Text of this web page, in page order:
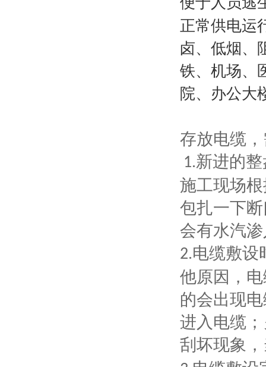
正常供电运
卤、低烟、
铁、机场、
院、办公大
存放电缆
1.新进的
施工现场
包扎一下
会有水汽
2.电缆敷设
他原因，
的会出现
进入电缆
刮坏现象